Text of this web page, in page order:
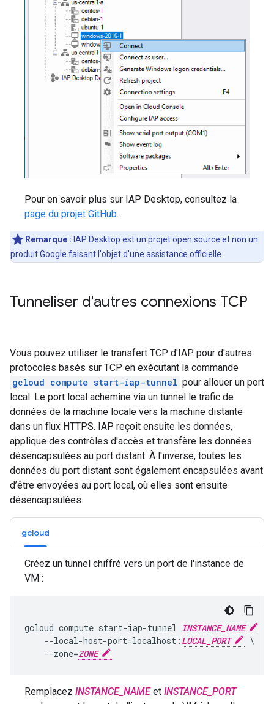
Pour en savoir plus sur IAP Desktop, consultez la
page du projet GitHub.
Remarque : IAP Desktop est un projet open source et non un
produit Google faisant l'objet d'une assistance officielle.
Tunneliser d'autres connexions TCP
Vous pouvez utiliser le transfert TCP d'IAP pour d'autres
protocoles basés sur TCP en exécutant la commande
gcloud compute start-iap-tunnel pour allouer un port
local. Le port local achemine via un tunnel le trafic de
données de la machine locale vers la machine distante
dans un flux HTTPS. IAP reçoit ensuite les données,
applique des contrôles d'accès et transfère les données
désencapsulées au port distant. À l'inverse, toutes les
données du port distant sont également encapsulées avant
d’être envoyées au port local, où elles sont ensuite
désencapsulées.
gcloud
Créez un tunnel chiffré vers un port de l'instance de
VM :
gcloud compute start-iap-tunnel INSTANCE_NAME
    --local-host-port=localhost:
LOCAL_PORT
\
    --zone=
ZONE
Remplacez INSTANCE_NAMEet INSTANCE_PORT